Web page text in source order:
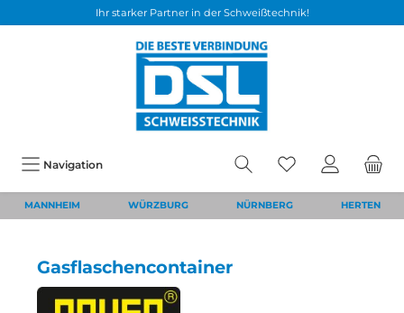
Ihr starker Partner in der Schweißtechnik!
Navigation
MANNHEIM WÜRZBURG NÜRNBERG HERTEN
Gasflaschencontainer